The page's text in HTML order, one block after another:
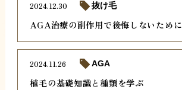
AGA治療の副作用で後悔しないために
2024.12.30 抜け毛
植毛の基礎知識と種類を学ぶ
2024.11.26 AGA